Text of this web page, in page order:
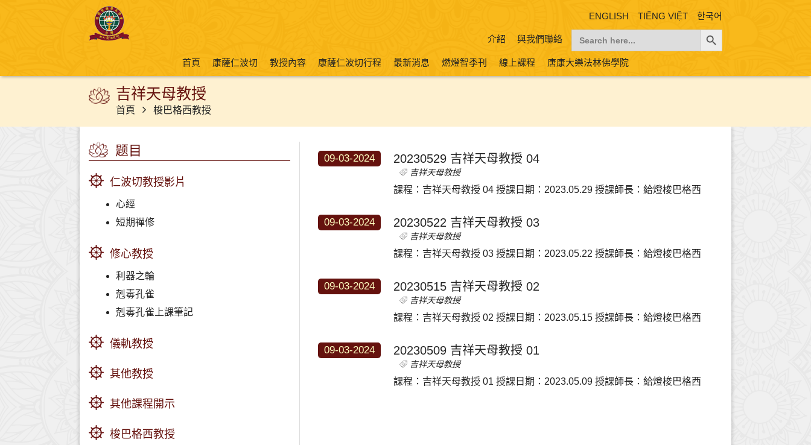
ENGLISH TIẾNG VIỆT 한국어
for:
Search Button
介紹 與我們聯絡
首頁 康薩仁波切 教授內容 康薩仁波切行程 最新消息 燃燈智季刊 線上課程 唐康大樂法林佛學院
吉祥天母教授
首頁 梭巴格西教授
09-03-2024 20230529 吉祥天母教授 04
吉祥天母教授
課程：吉祥天母教授 04 授課日期：2023.05.29 授課師長：給燈梭巴格西
09-03-2024 20230522 吉祥天母教授 03
吉祥天母教授
課程：吉祥天母教授 03 授課日期：2023.05.22 授課師長：給燈梭巴格西
09-03-2024 20230515 吉祥天母教授 02
吉祥天母教授
課程：吉祥天母教授 02 授課日期：2023.05.15 授課師長：給燈梭巴格西
09-03-2024 20230509 吉祥天母教授 01
吉祥天母教授
課程：吉祥天母教授 01 授課日期：2023.05.09 授課師長：給燈梭巴格西
题目
仁波切教授影片
心經
短期禪修
修心教授
利器之輪
剋毒孔雀
剋毒孔雀上課筆記
儀軌教授
其他教授
其他課程開示
梭巴格西教授